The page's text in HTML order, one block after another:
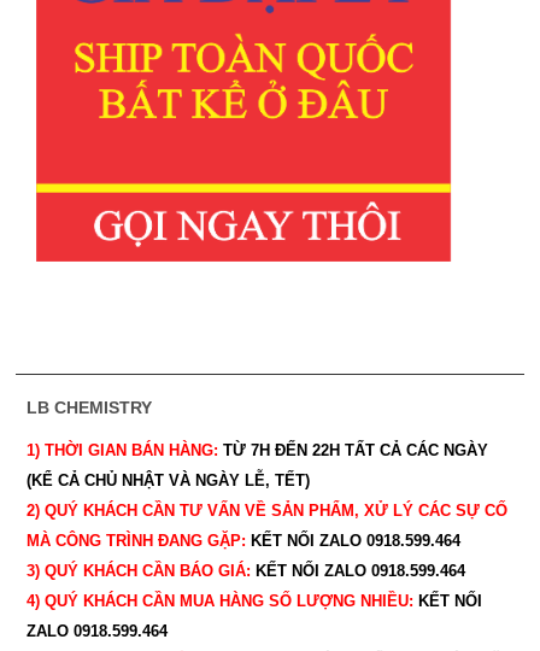
LB CHEMISTRY
1) THỜI GIAN BÁN HÀNG: TỪ 7H ĐẾN 22H TẤT CẢ CÁC NGÀY
(KỂ CẢ CHỦ NHẬT VÀ NGÀY LỄ, TẾT)
2) QUÝ KHÁCH CẦN TƯ VẤN VỀ SẢN PHẨM, XỬ LÝ CÁC SỰ CỐ
MÀ CÔNG TRÌNH ĐANG GẶP: KẾT NỐI ZALO 0918.599.464
3) QUÝ KHÁCH CẦN BÁO GIÁ: KẾT NỐI ZALO 0918.599.464
4) QUÝ KHÁCH CẦN MUA HÀNG SỐ LƯỢNG NHIỀU: KẾT NỐI
ZALO 0918.599.464